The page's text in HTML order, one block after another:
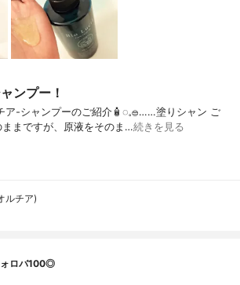
ンプー！
-⁡⁡シャンプー⁡⁡のご紹介🧴‎◌𓈒𓐍⁡……⁡⁡⁡⁡塗りシャン ご
まですが、⁡原液をそのま…続きを見る
ルチア)
ロバ100◎